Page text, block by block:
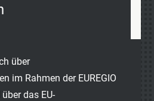
über
im Rahmen der EUREGIO
das EU-